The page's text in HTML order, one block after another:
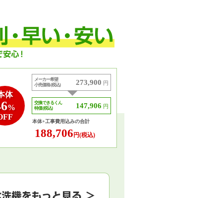
体
%
メーカー希望
小売価格 (税込)
273,900 円
交換できるくん
特価 (税込)
147,906 円
本体+工事費用込みの合計
188,706 円(税込)